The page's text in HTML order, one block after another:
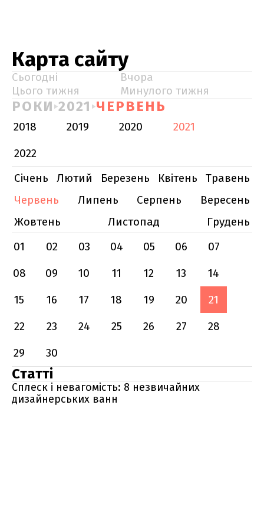
Карта сайту
Сьогодні
Вчора
Цього тижня
Минулого тижня
РОКИ 2021 ЧЕРВЕНЬ
2018 2019 2020
2021
2022
Січень
Лютий Березень Квітень
Травень
Червень
Липень Серпень
Вересень
Жовтень
Листопад
Грудень
01
02 03 04 05 06
07
08
09 10 11 12 13
14
15
16 17 18 19 20
21
22
23 24 25 26 27
28
29
30
Статті
Сплеск і невагомість: 8 незвичайних
дизайнерських ванн